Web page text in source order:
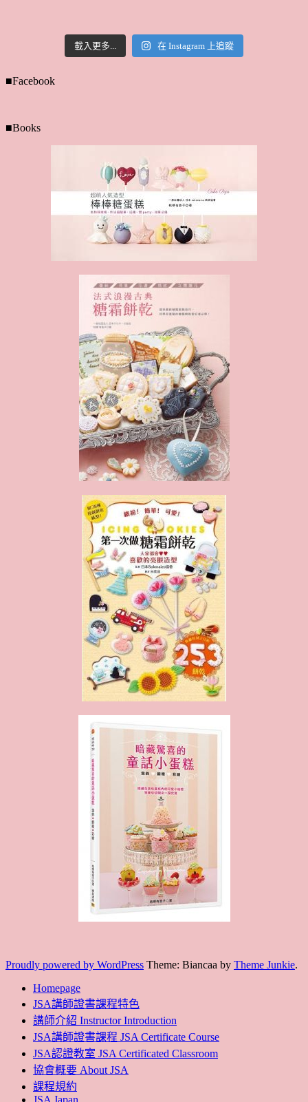
載入更多... 在 Instagram 上追蹤
■Facebook
■Books
Proudly powered by WordPress Theme: Biancaa by Theme Junkie.
Homepage
JSA講師證書課程特色
講師介紹 Instructor Introduction
JSA講師證書課程 JSA Certificate Course
JSA認證教室 JSA Certificated Classroom
協會概要 About JSA
課程規約